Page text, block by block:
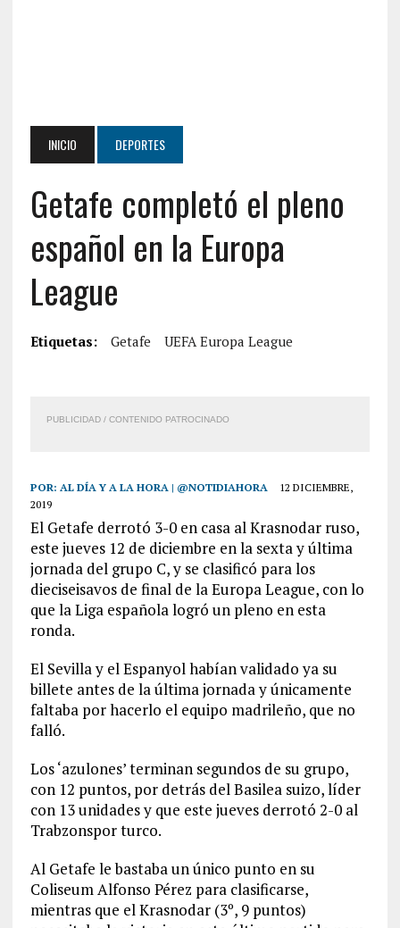
INICIO DEPORTES
Getafe completó el pleno
español en la Europa
League
Etiquetas: Getafe UEFA Europa League
PUBLICIDAD / CONTENIDO PATROCINADO
POR: AL DÍA Y A LA HORA | @NOTIDIAHORA
12 DICIEMBRE,
2019
El Getafe derrotó 3-0 en casa al Krasnodar ruso,
este jueves 12 de diciembre en la sexta y última
jornada del grupo C, y se clasificó para los
dieciseisavos de final de la Europa League, con lo
que la Liga española logró un pleno en esta
ronda.
El Sevilla y el Espanyol habían validado ya su
billete antes de la última jornada y únicamente
faltaba por hacerlo el equipo madrileño, que no
falló.
Los ‘azulones’ terminan segundos de su grupo,
con 12 puntos, por detrás del Basilea suizo, líder
con 13 unidades y que este jueves derrotó 2-0 al
Trabzonspor turco.
Al Getafe le bastaba un único punto en su
Coliseum Alfonso Pérez para clasificarse,
mientras que el Krasnodar (3º, 9 puntos)